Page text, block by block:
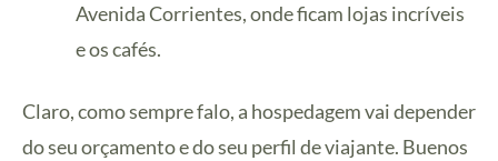
Avenida Corrientes, onde ficam lojas incríveis
e os cafés.
Claro, como sempre falo, a hospedagem vai depender
do seu orçamento e do seu perfil de viajante. Buenos